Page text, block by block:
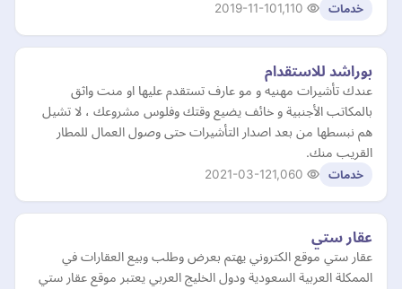
خدمات 2019-11-10
بوراشد للاستقدام
عندك تأشيرات مهنيه و مو عارف تستقدم عليها او منت واثق
بالمكاتب الأجنبية و خائف يضيع وقتك وفلوس مشروعك ، لا تشيل
هم نبسطها من بعد اصدار التأشيرات حتى وصول العمال للمطار
القريب منك.
خدمات 2021-03-12
عقار ستي
عقار ستي موقع الكتروني يهتم بعرض وطلب وبيع العقارات في
الممكلة العربية السعودية ودول الخليج العربي يعتبر موقع عقار ستي